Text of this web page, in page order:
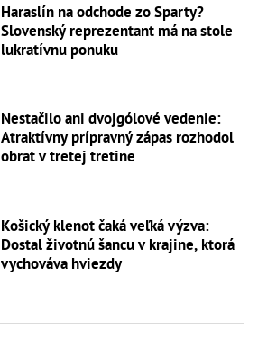
Haraslín na odchode zo Sparty?
Slovenský reprezentant má na stole
lukratívnu ponuku
Nestačilo ani dvojgólové vedenie:
Atraktívny prípravný zápas rozhodol
obrat v tretej tretine
Košický klenot čaká veľká výzva:
Dostal životnú šancu v krajine, ktorá
vychováva hviezdy